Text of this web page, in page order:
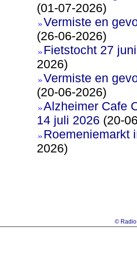
(01-07-2026)
Vermiste en
(26-06-2026)
Fietstocht 27
2026)
Vermiste en
(20-06-2026)
Alzheimer Cafe
14 juli 2026 (20-
Roemeniemarkt
2026)
© Radio